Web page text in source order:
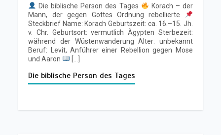
BALD KOMMT DER KÖNIG | 08.08.2026 |
Gehorsam
aus Liebe: Gottes Willen im Alltag leben
08/08/2026 6 Minuten 14 Stunden
Sabbatschule mit Pastor Mark
Finley | Lektion 6 : Vertrauen auf
Christus allein |
Die Briefe von
Paulus an die Philipper & Kolosser |
31/01/2026
Die biblische Person des Tages
Korach – der
Mann, der gegen Gottes Ordnung rebellierte
Steckbrief Name: Korach Geburtszeit: ca. 16.–15. Jh.
v. Chr. Geburtsort: vermutlich Ägypten Sterbezeit:
während der Wüstenwanderung Alter: unbekannt
Beruf: Levit, Anführer einer Rebellion gegen Mose
und Aaron
[…]
Die biblische Person des Tages